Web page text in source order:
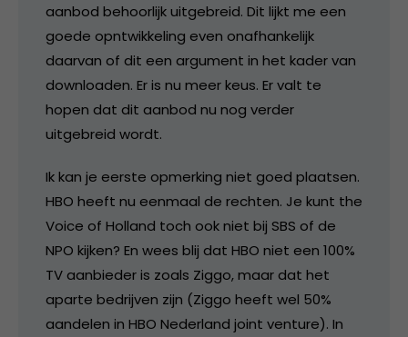
aanbod behoorlijk uitgebreid. Dit lijkt me een
goede opntwikkeling even onafhankelijk
daarvan of dit een argument in het kader van
downloaden. Er is nu meer keus. Er valt te
hopen dat dit aanbod nu nog verder
uitgebreid wordt.
Ik kan je eerste opmerking niet goed plaatsen.
HBO heeft nu eenmaal de rechten. Je kunt the
Voice of Holland toch ook niet bij SBS of de
NPO kijken? En wees blij dat HBO niet een 100%
TV aanbieder is zoals Ziggo, maar dat het
aparte bedrijven zijn (Ziggo heeft wel 50%
aandelen in HBO Nederland joint venture). In